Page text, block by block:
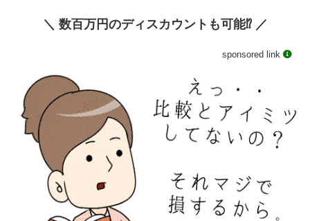
＼ 数百万円のディスカウントも可能⁉️ ／
sponsored link